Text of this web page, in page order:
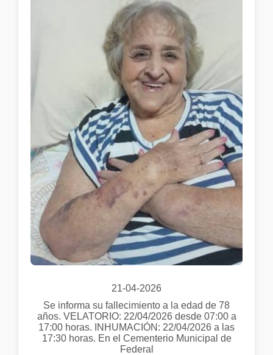
21-04-2026
Se informa su fallecimiento a la edad de 78
años. VELATORIO: 22/04/2026 desde 07:00 a
17:00 horas. INHUMACIÓN: 22/04/2026 a las
17:30 horas. En el Cementerio Municipal de
Federal